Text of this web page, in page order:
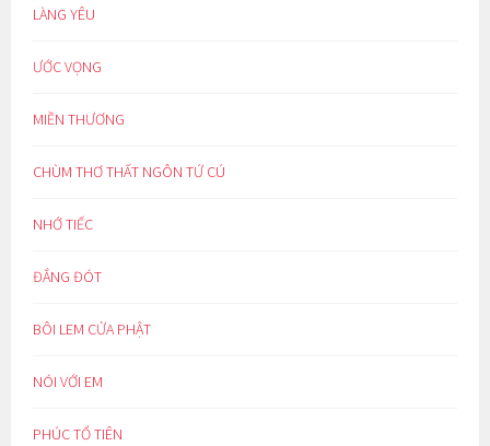
LÀNG YÊU
ƯỚC VỌNG
MIỀN THƯƠNG
CHÙM THƠ THẤT NGÔN TỨ CÚ
NHỚ TIẾC
ĐẮNG ĐÓT
BÔI LEM CỬA PHẬT
NÓI VỚI EM
PHÚC TỔ TIÊN